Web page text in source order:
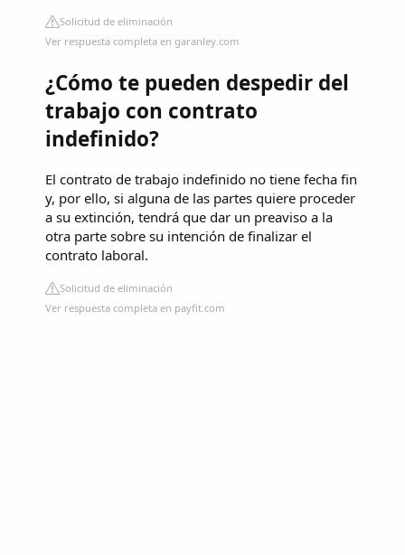
Solicitud de eliminación
Ver respuesta completa en garanley.com
¿Cómo te pueden despedir del
trabajo con contrato
indefinido?
El contrato de trabajo indefinido no tiene fecha fin
y, por ello, si alguna de las partes quiere proceder
a su extinción, tendrá que dar un preaviso a la
otra parte sobre su intención de finalizar el
contrato laboral.
Solicitud de eliminación
Ver respuesta completa en payfit.com